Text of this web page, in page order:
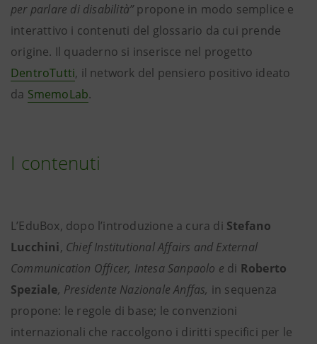
per parlare di disabilità”propone in modo semplice e
interattivo i contenuti del glossario da cui prende
origine. Il quaderno si inserisce nel progetto
DentroTutti, il network del pensiero positivo ideato
da SmemoLab.
I contenuti
L’EduBox, dopo l’introduzione a cura di Stefano
Lucchini, Chief Institutional Affairs and External
Communication Officer, Intesa Sanpaolo e di Roberto
Speziale, Presidente Nazionale Anffas, in sequenza
propone: le regole di base; le convenzioni
internazionali che raccolgono i diritti specifici per le